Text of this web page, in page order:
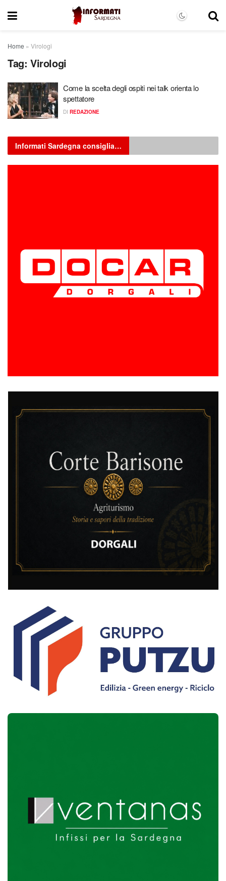
Home » Virologi
Tag: Virologi
Come la scelta degli ospiti nei talk orienta lo
spettatore
DI REDAZIONE
Informati Sardegna consiglia…